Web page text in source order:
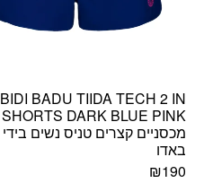
BIDI BADU TIIDA TECH 2 IN
SHORTS DARK BLUE PINK
מכסניים קצרים טניס נשים בידי
באדו
₪190